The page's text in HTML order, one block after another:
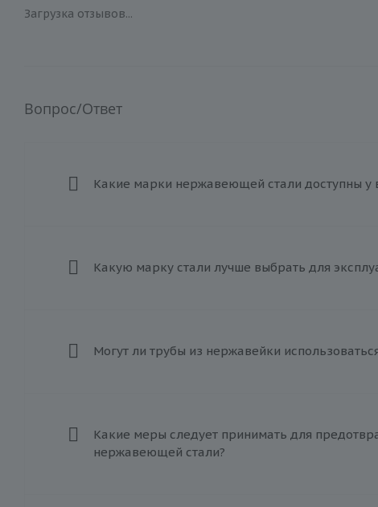
Загрузка отзывов...
Вопрос/Ответ
Какие марки нержавеющей стали доступны у
Какую марку стали лучше выбрать для
Могут ли трубы из нержавейки
Какие меры следует принимать для
нержавеющей стали?